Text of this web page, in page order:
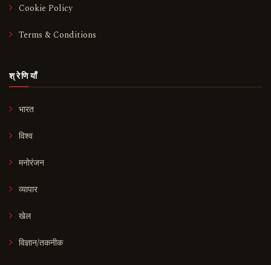
Cookie Policy
Terms & Conditions
श्रेणियाँ
भारत
विश्व
मनोरंजन
व्यापार
खेल
विज्ञान/तकनीक